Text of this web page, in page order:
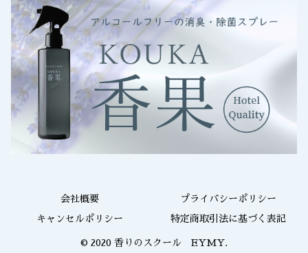
会社概要 プライバシーポリシー
キャンセルポリシー 特定商取引法に基づく表記
© 2020 香りのスクール EYMY.